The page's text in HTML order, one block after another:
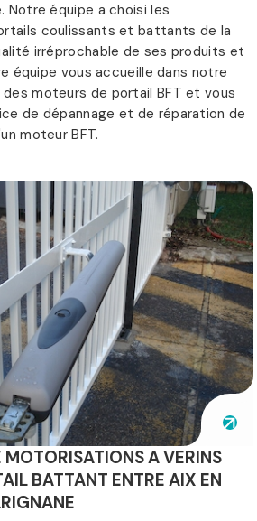
Notre équipe a choisi les
coulissants et battants de la
irréprochable de ses produits et
équipe vous accueille dans notre
moteurs de portail BFT et vous
de dépannage et de réparation de
moteur BFT.
MOTORISATIONS A VERINS
BATTANT ENTRE AIX EN